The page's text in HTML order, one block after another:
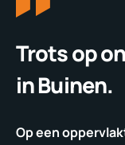
Trots op
in Buinen.
Op een